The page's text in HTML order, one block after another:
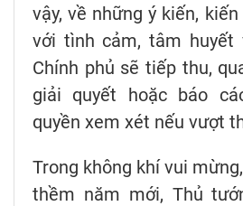
vậy, về những ý kiến,
với tình cảm, tâm huyết
Chính phủ sẽ tiếp thu,
giải quyết hoặc báo
quyền xem xét nếu vượt
Trong không khí vui
thềm năm mới, Thủ